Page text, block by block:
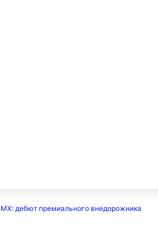
MX: дебют премиального внедорожника